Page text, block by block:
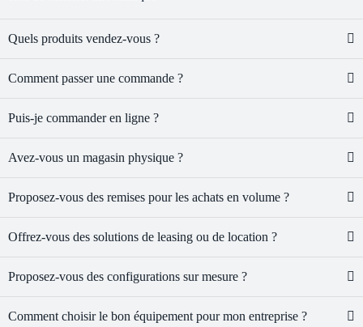
Quels produits vendez-vous ?
Comment passer une commande ?
Puis-je commander en ligne ?
Avez-vous un magasin physique ?
Proposez-vous des remises pour les achats en volume ?
Offrez-vous des solutions de leasing ou de location ?
Proposez-vous des configurations sur mesure ?
Comment choisir le bon équipement pour mon entreprise ?